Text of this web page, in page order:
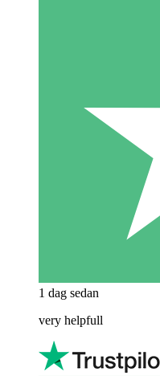
1 dag sedan
very helpfull